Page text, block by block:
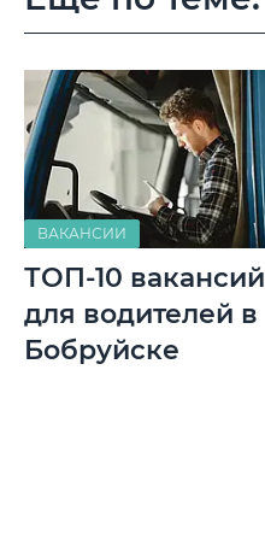
ВАКАНСИИ
ТОП-10 вакансий
для водителей в
Бобруйске